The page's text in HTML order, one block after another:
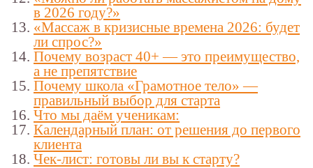
в 2026 году?»
«Массаж в кризисные времена 2026: будет
ли спрос?»
Почему возраст 40+ — это преимущество,
а не препятствие
Почему школа «Грамотное тело» —
правильный выбор для старта
Что мы даём ученикам:
Календарный план: от решения до первого
клиента
Чек-лист: готовы ли вы к старту?